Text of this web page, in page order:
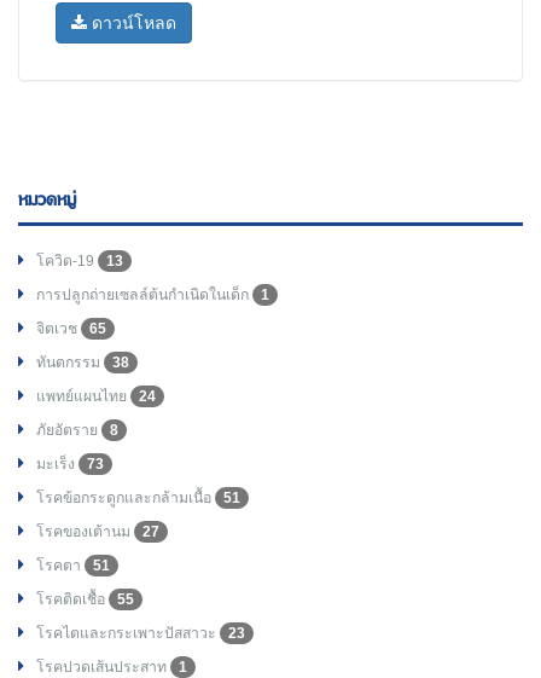
ดาวน์โหลด
หมวดหมู่
โควิด-19
13
การปลูกถ่ายเซลล์ต้นกำเนิดในเด็ก
1
จิตเวช
65
ทันตกรรม
38
แพทย์แผนไทย
24
ภัยอัตราย
8
มะเร็ง
73
โรคข้อกระดูกและกล้ามเนื้อ
51
โรคของเต้านม
27
โรคตา
51
โรคติดเชื้อ
55
โรคไตและกระเพาะปัสสาวะ
23
โรคปวดเส้นประสาท
1